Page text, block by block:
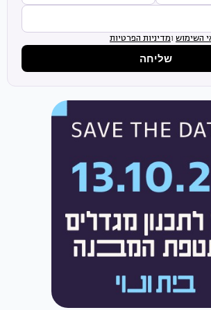
השימוש ומדיניות הפרטיות
שליחה